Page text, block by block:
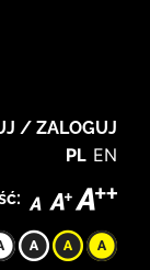
/ ZALOGUJ
PL EN